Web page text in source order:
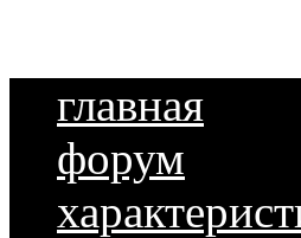
главная
форум